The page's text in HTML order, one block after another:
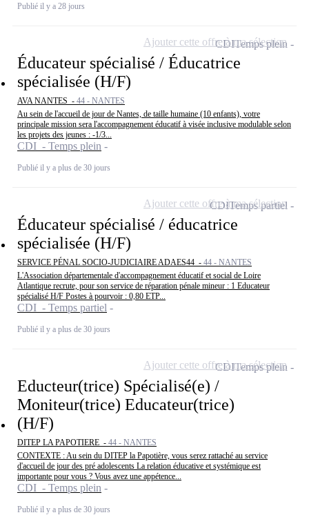
Publié il y a 28 jours
Éducateur spécialisé / Éducatrice
spécialisée (H/F)
AVA NANTES - 44 - NANTES
Au sein de l'accueil de jour de Nantes, de taille humaine (10 enfants), votre
principale mission sera l'accompagnement éducatif à visée inclusive modulable selon
les projets des jeunes : -1/3...
CDI - Temps plein
Publié il y a plus de 30 jours
CDITemps plein
Ajouter cette offre à ma sélection
Éducateur spécialisé / éducatrice
spécialisée (H/F)
SERVICE PÉNAL SOCIO-JUDICIAIRE ADAES44 - 44 - NANTES
L'Association départementale d'accompagnement éducatif et social de Loire
Atlantique recrute, pour son service de réparation pénale mineur : 1 Educateur
spécialisé H/F Postes à pourvoir : 0,80 ETP...
CDI - Temps partiel
Publié il y a plus de 30 jours
CDITemps partiel
Ajouter cette offre à ma sélection
Educteur(trice) Spécialisé(e) /
Moniteur(trice) Educateur(trice)
(H/F)
DITEP LA PAPOTIERE - 44 - NANTES
CONTEXTE : Au sein du DITEP la Papotière, vous serez rattaché au service
d'accueil de jour des pré adolescents La relation éducative et systémique est
importante pour vous ? Vous avez une appétence...
CDI - Temps plein
Publié il y a plus de 30 jours
CDITemps plein
Ajouter cette offre à ma sélection